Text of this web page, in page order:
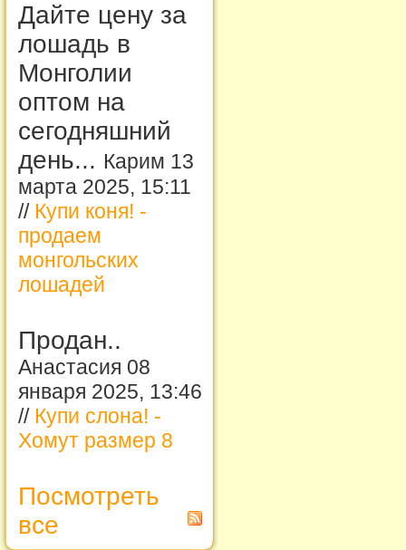
Дайте цену за
лошадь в
Монголии
оптом на
сегодняшний
день... Карим 13
марта 2025, 15:11
// Купи коня! -
продаем
монгольских
лошадей
Продан..
Анастасия 08
января 2025, 13:46
// Купи слона! -
Хомут размер 8
Посмотреть
все